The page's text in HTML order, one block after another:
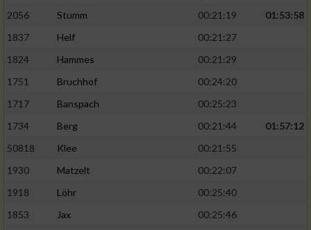
2056
Stumm 00:21:19
01:53:58
1837
Helf
00:21:27
1824
Hammes
00:21:29
1751
Bruchhof
00:24:20
1717
Banspach
00:25:23
1734
Berg 00:21:44
01:57:12
50818
Klee
00:21:55
1930
Matzelt
00:22:07
1918
Löhr
00:25:40
1853
Jax
00:25:46